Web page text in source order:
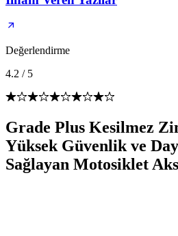
Değerlendirme
4.2 / 5
Grade Plus Kesilmez
Yüksek Güvenlik ve
Sağlayan Motosiklet